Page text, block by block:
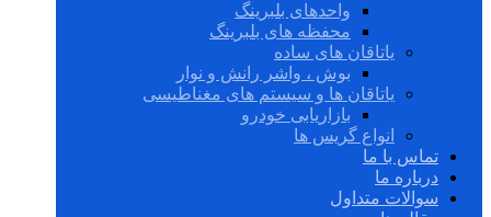
واحدهای بلبرینگ
محفظه های بلبرینگ
یاتاقان های ساده
بوش ، واشر رانش و نوار
یاتاقان ها و سیستم های مغناطیسی
بازاریابی خودرو
انواع گریس ها
تماس با ما
درباره ما
سوالات متداول